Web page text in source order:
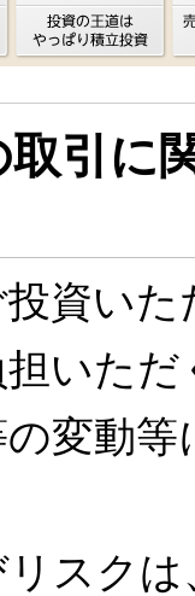
引に
資い
いた
変動
スク